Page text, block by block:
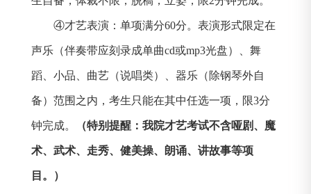
④才艺表演：单项满分60分。表演形式限定在
声乐（伴奏带应刻录成单曲cd或mp3光盘）、舞
蹈、小品、曲艺（说唱类）、器乐（除钢琴外自
备）范围之内，考生只能在其中任选一项，限3分
钟完成。 （特别提醒：我院才艺考试不含哑剧、魔
术、武术、走秀、健美操、朗诵、讲故事等项
目。）